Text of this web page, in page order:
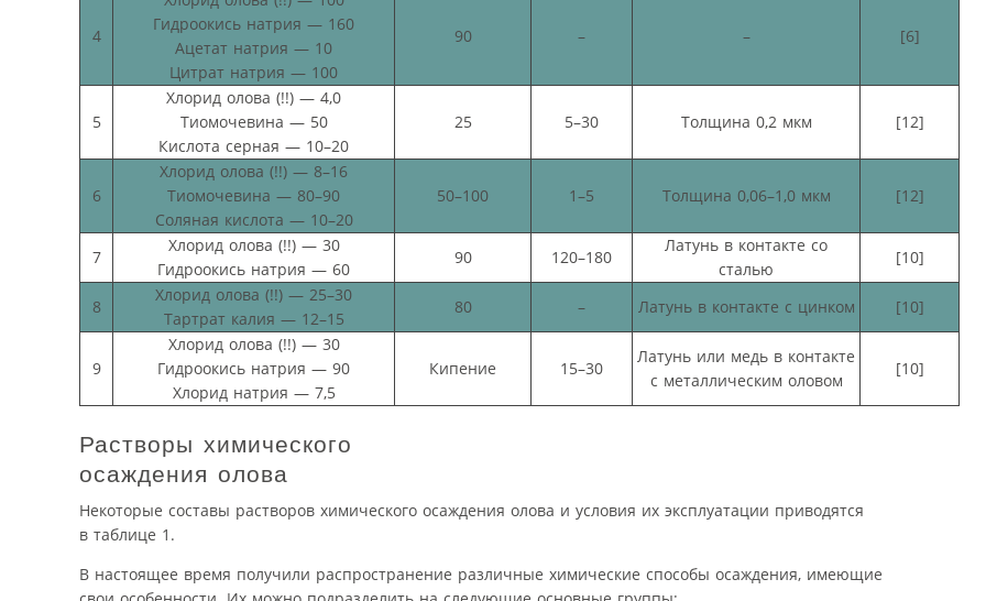
4
Гидроокись натрия — 160
Ацетат натрия — 10
Цитрат натрия — 100
90 – – [6]
5
Хлорид олова (!!) — 4,0
Тиомочевина — 50
Кислота серная — 10–20
25 5–30 Толщина 0,2 мкм [12]
6
Хлорид олова (!!) — 8–16
Тиомочевина — 80–90
Соляная кислота — 10–20
50–100 1–5 Толщина 0,06–1,0 мкм [12]
7
Хлорид олова (!!) — 30
Гидроокись натрия — 60
90 120–180
Латунь в контакте со
сталью
[10]
8
Хлорид олова (!!) — 25–30
Тартрат калия — 12–15
80 – Латунь в контакте с цинком [10]
9
Хлорид олова (!!) — 30
Гидроокись натрия — 90
Хлорид натрия — 7,5
Кипение 15–30
Латунь или медь в контакте
с металлическим оловом
[10]
Растворы химического
осаждения олова
Некоторые составы растворов химического осаждения олова и условия их эксплуатации приводятся
в таблице 1.
В настоящее время получили распространение различные химические способы осаждения, имеющие